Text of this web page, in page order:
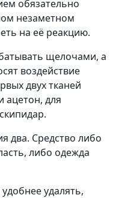
обязательно
незаметном
на её реакцию.
щелочами, а
воздействие
двух тканей
ацетон, для
два. Средство либо
либо одежда
удалять,